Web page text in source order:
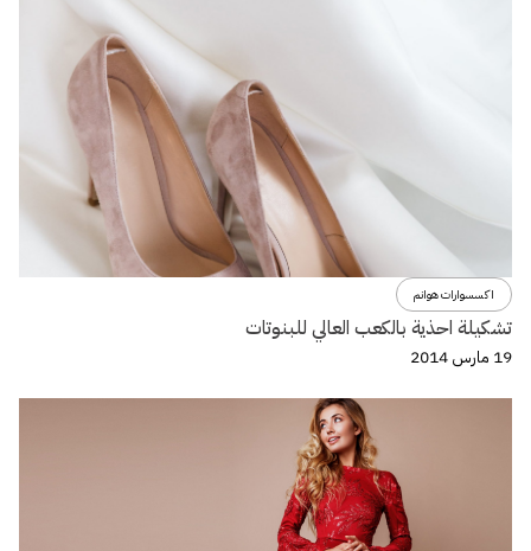
اكسسوارات هوانم
تشكيلة احذية بالكعب العالي للبنوتات
19 مارس 2014